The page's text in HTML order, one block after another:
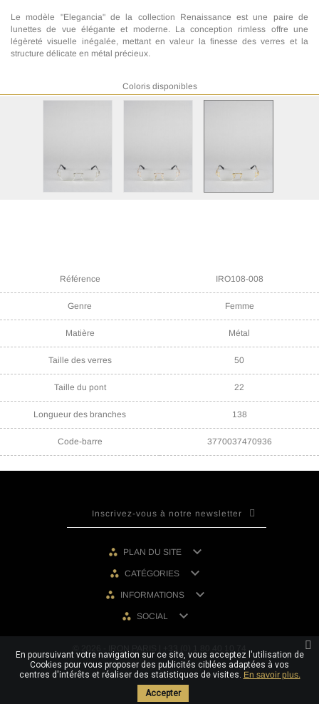
Le modèle "Elegancia" de la collection Renaissance est une paire de
lunettes de vue élégante et moderne. La conception rimless offre une
légèreté visuelle inégalée, mettant en valeur la finesse des verres et la
structure délicate en métal précieux.
Coloris disponibles
Référence IRO108-008
Genre Femme
Matière Métal
Taille des verres 50
Taille du pont 22
Longueur des branches 138
Code-barre 3770037470936
PLAN DU SITE 
CATÉGORIES 
INFORMATIONS 
SOCIAL 
En poursuivant votre navigation sur ce site, vous acceptez l'utilisation de
Cookies pour vous proposer des publicités ciblées adaptées à vos
centres d'intérêts et réaliser des statistiques de visites. En savoir plus.
Accepter